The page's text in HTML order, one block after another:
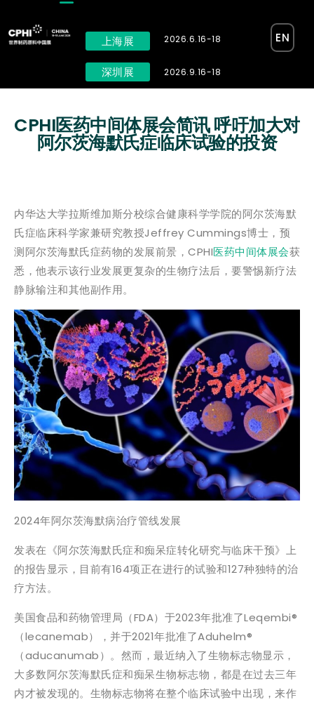
上海展
深圳展
2026.6.16-18
2026.9.16-18
EN
CPHI医药中间体展会简讯 呼吁加大对
阿尔茨海默氏症临床试验的投资
内华达大学拉斯维加斯分校综合健康科学学院的阿尔茨海默
氏症临床科学家兼研究教授Jeffrey Cummings博士，预
测阿尔茨海默氏症药物的发展前景，CPHI医药中间体展会获
悉，他表示该行业发展更复杂的生物疗法后，要警惕新疗法
静脉输注和其他副作用。
2024年阿尔茨海默病治疗管线发展
发表在《阿尔茨海默氏症和痴呆症转化研究与临床干预》上
的报告显示，目前有164项正在进行的试验和127种独特的治
疗方法。
美国食品和药物管理局（FDA）于2023年批准了Leqembi®
（lecanemab），并于2021年批准了Aduhelm®
（aducanumab）。然而，最近纳入了生物标志物显示，
大多数阿尔茨海默氏症和痴呆生物标志物，都是在过去三年
内才被发现的。生物标志物将在整个临床试验中出现，来作